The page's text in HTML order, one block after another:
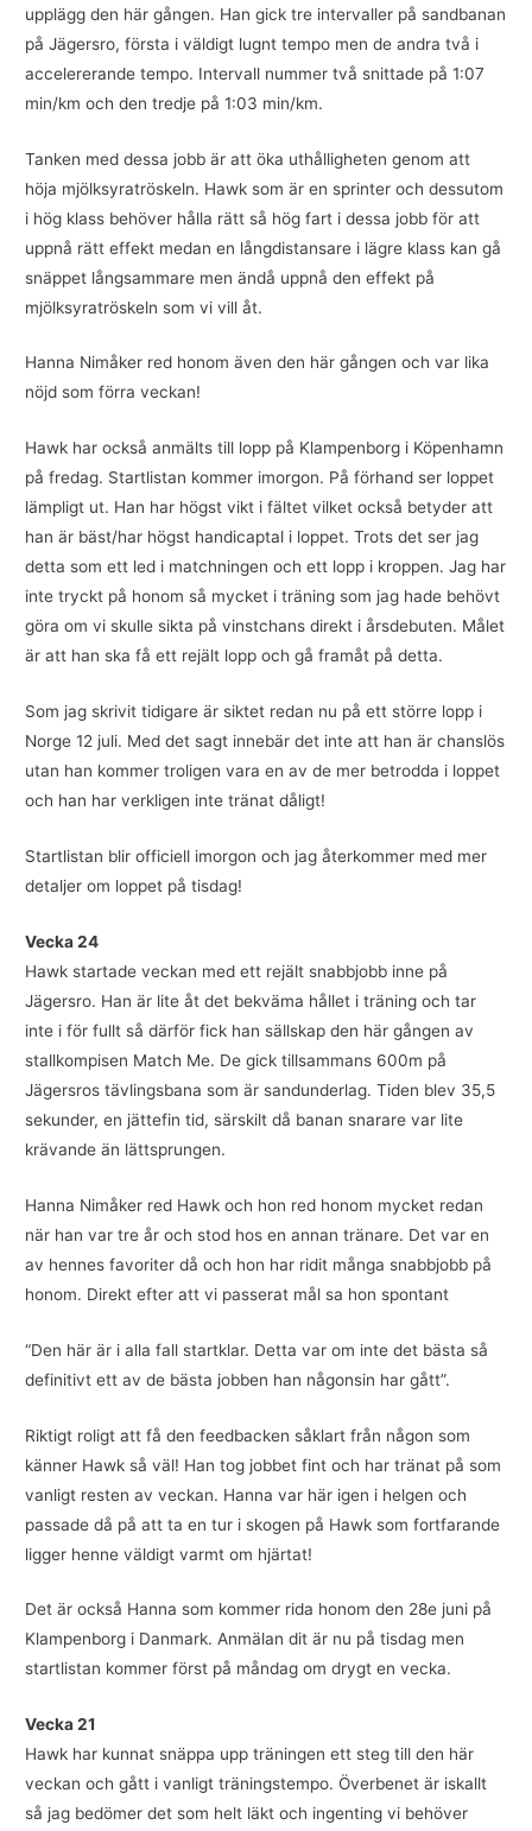
upplägg den här gången. Han gick tre intervaller på sandbanan
på Jägersro, första i väldigt lugnt tempo men de andra två i
accelererande tempo. Intervall nummer två snittade på 1:07
min/km och den tredje på 1:03 min/km.
Tanken med dessa jobb är att öka uthålligheten genom att
höja mjölksyratröskeln. Hawk som är en sprinter och dessutom
i hög klass behöver hålla rätt så hög fart i dessa jobb för att
uppnå rätt effekt medan en långdistansare i lägre klass kan gå
snäppet långsammare men ändå uppnå den effekt på
mjölksyratröskeln som vi vill åt.
Hanna Nimåker red honom även den här gången och var lika
nöjd som förra veckan!
Hawk har också anmälts till lopp på Klampenborg i Köpenhamn
på fredag. Startlistan kommer imorgon. På förhand ser loppet
lämpligt ut. Han har högst vikt i fältet vilket också betyder att
han är bäst/har högst handicaptal i loppet. Trots det ser jag
detta som ett led i matchningen och ett lopp i kroppen. Jag har
inte tryckt på honom så mycket i träning som jag hade behövt
göra om vi skulle sikta på vinstchans direkt i årsdebuten. Målet
är att han ska få ett rejält lopp och gå framåt på detta.
Som jag skrivit tidigare är siktet redan nu på ett större lopp i
Norge 12 juli. Med det sagt innebär det inte att han är chanslös
utan han kommer troligen vara en av de mer betrodda i loppet
och han har verkligen inte tränat dåligt!
Startlistan blir officiell imorgon och jag återkommer med mer
detaljer om loppet på tisdag!
Vecka 24
Hawk startade veckan med ett rejält snabbjobb inne på
Jägersro. Han är lite åt det bekväma hållet i träning och tar
inte i för fullt så därför fick han sällskap den här gången av
stallkompisen Match Me. De gick tillsammans 600m på
Jägersros tävlingsbana som är sandunderlag. Tiden blev 35,5
sekunder, en jättefin tid, särskilt då banan snarare var lite
krävande än lättsprungen.
Hanna Nimåker red Hawk och hon red honom mycket redan
när han var tre år och stod hos en annan tränare. Det var en
av hennes favoriter då och hon har ridit många snabbjobb på
honom. Direkt efter att vi passerat mål sa hon spontant
“Den här är i alla fall startklar. Detta var om inte det bästa så
definitivt ett av de bästa jobben han någonsin har gått”.
Riktigt roligt att få den feedbacken såklart från någon som
känner Hawk så väl! Han tog jobbet fint och har tränat på som
vanligt resten av veckan. Hanna var här igen i helgen och
passade då på att ta en tur i skogen på Hawk som fortfarande
ligger henne väldigt varmt om hjärtat!
Det är också Hanna som kommer rida honom den 28e juni på
Klampenborg i Danmark. Anmälan dit är nu på tisdag men
startlistan kommer först på måndag om drygt en vecka.
Vecka 21
Hawk har kunnat snäppa upp träningen ett steg till den här
veckan och gått i vanligt träningstempo. Överbenet är iskallt
så jag bedömer det som helt läkt och ingenting vi behöver